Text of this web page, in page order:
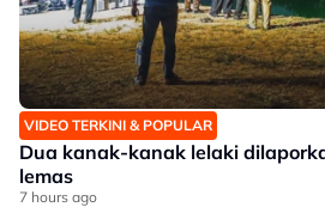
VIDEO TERKINI & POPULAR
Dua kanak-kanak lelaki
lemas
7 hours ago